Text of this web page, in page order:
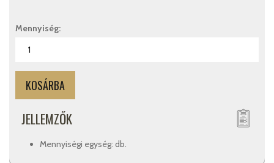
Mennyiség:
JELLEMZŐK
Mennyiségi egység: db.